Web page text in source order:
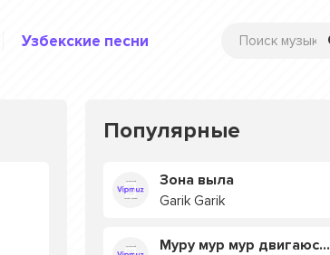
Узбекские песни
Популярные
Зона выла
Garik Garik
Муру мур мур двигаюсь на мурмулях